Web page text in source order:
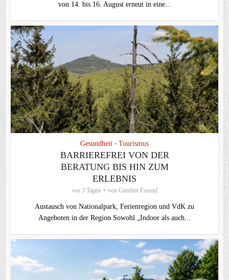
von 14. bis 16. August erneut in eine...
Gesundheit • Tourismus
BARRIEREFREI VON DER
BERATUNG BIS HIN ZUM
ERLEBNIS
vor 3 Tagen von Günther Freund
Austausch von Nationalpark, Ferienregion und VdK zu
Angeboten in der Region Sowohl „Indoor als auch...